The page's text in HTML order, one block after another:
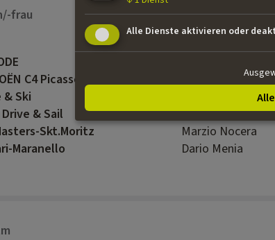
frau
C4 Picasso-Val di Funes Domenico Faro
& Ski
Drive & Sail Dario Menia
Skt.Moritz Marzio Nocera
Maranello Dario Menia
Alle Dienste aktivieren oder